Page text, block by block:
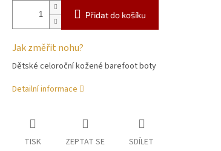
Přidat do košíku
Jak změřit nohu?
Dětské celoroční kožené barefoot boty
Detailní informace
TISK ZEPTAT SE SDÍLET